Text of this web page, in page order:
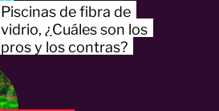
Piscinas de fibra de
vidrio, ¿Cuáles son los
pros y los contras?